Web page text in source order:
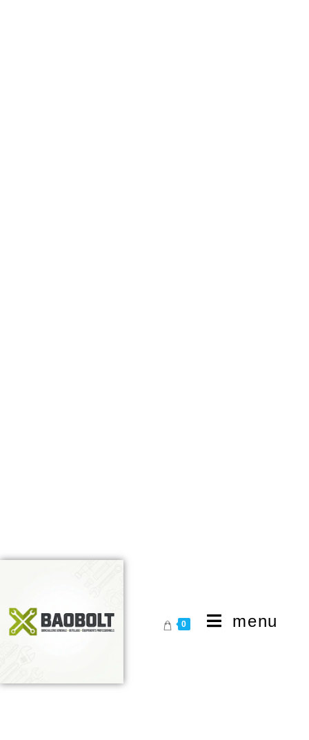
0 menu